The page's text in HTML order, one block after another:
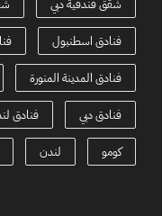
شقق فندقية دبي
فنادق اسطنبول
فنادق المدينة المنورة
فنادق دبي فنادق
كومو لندن